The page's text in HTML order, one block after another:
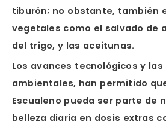
tiburón; no obstante, también
vegetales como el salvado de
del trigo, y las aceitunas.
Los avances tecnológicos y
ambientales, han permitido
Escualeno pueda ser parte de
belleza diaria en dosis extras